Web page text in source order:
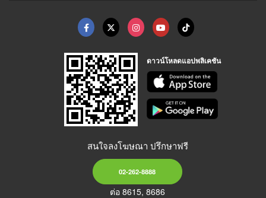
ดาวน์โหลดแอปพลิเคชัน
สนใจลงโฆษณา ปรึกษาฟรี
02-262-8888
ต่อ 8615, 8686